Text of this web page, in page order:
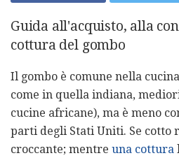
Guida all'acquisto, alla
cottura del gombo
Il gombo è comune nella
come in quella indiana,
cucine africane), ma è meno
parti degli Stati Uniti. Se cotto
croccante; mentre una cottura